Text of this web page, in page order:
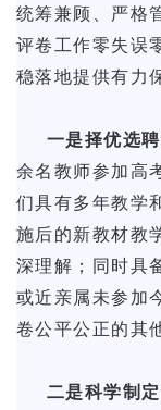
统筹兼顾、严格
评卷工作零失误
稳落地提供有力
一是择优选
余名教师参加高
们具有多年教学
施后的新教材教
深理解；同时具
或近亲属未参加
卷公平公正的其
二是科学制